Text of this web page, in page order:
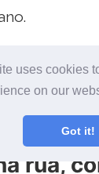
uses cookies
on our
Got it!
a
vive
muitas
você
rua,